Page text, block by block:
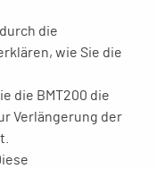
die
wie Sie die
die BMT200 die
Verlängerung der